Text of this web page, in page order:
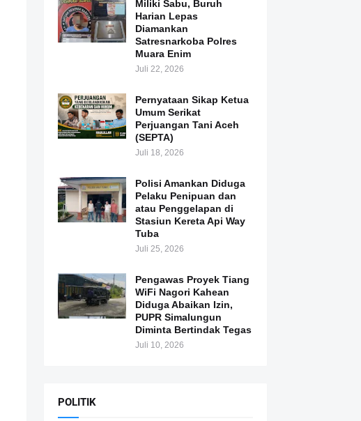
Miliki Sabu, Buruh
Harian Lepas
Diamankan
Satresnarkoba Polres
Muara Enim
Juli 22, 2026
Pernyataan Sikap Ketua
Umum Serikat
Perjuangan Tani Aceh
(SEPTA)
Juli 18, 2026
Polisi Amankan Diduga
Pelaku Penipuan dan
atau Penggelapan di
Stasiun Kereta Api Way
Tuba
Juli 25, 2026
Pengawas Proyek Tiang
WiFi Nagori Kahean
Diduga Abaikan Izin,
PUPR Simalungun
Diminta Bertindak Tegas
Juli 10, 2026
POLITIK